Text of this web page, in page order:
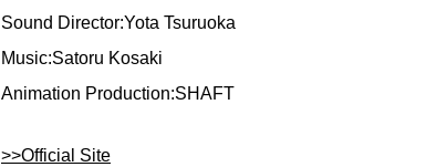
Sound Director:Yota Tsuruoka
Music:Satoru Kosaki
Animation Production:SHAFT
>>Official Site